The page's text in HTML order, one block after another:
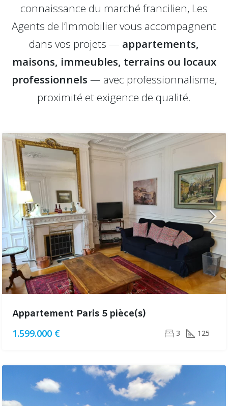
connaissance du marché francilien, Les
Agents de l’Immobilier vous accompagnent
dans vos projets — appartements,
maisons, immeubles, terrains ou locaux
professionnels — avec professionnalisme,
proximité et exigence de qualité.
Appartement Paris 5 pièce(s)
1.599.000 €
3 125